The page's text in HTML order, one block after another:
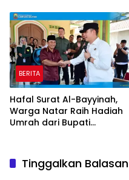
BERITA
Hafal Surat Al-Bayyinah,
Warga Natar Raih Hadiah
Umrah dari Bupati
Tinggalkan Balasan